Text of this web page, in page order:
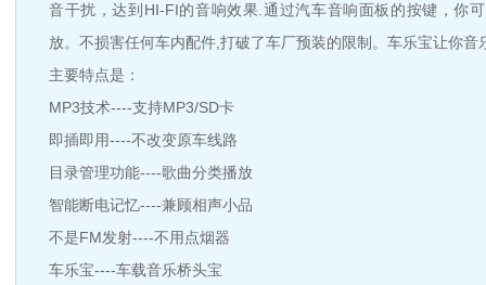
音干扰，达到HI-FI的音响效果.通过汽车音响面板的按键，你
放。不损害任何车内配件,打破了车厂预装的限制。车乐宝让你音
主要特点是：
MP3技术----支持MP3/SD卡
即插即用----不改变原车线路
目录管理功能----歌曲分类播放
智能断电记忆----兼顾相声小品
不是FM发射----不用点烟器
车乐宝----车载音乐桥头宝